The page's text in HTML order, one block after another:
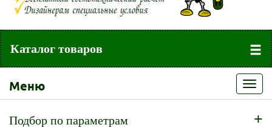
Каталог товаров
Меню
Подбор по параметрам +